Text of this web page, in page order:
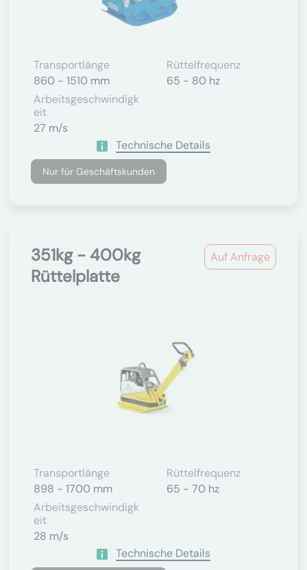
Transportlänge
860 - 1510 mm
Rüttelfrequenz
65 - 80 hz
Arbeitsgeschwindigk
Eit
27 m/s
Technische Details
Nur für Geschäftskunden
Auf Anfrage
351kg - 400kg
Rüttelplatte
Transportlänge
898 - 1700 mm
Rüttelfrequenz
65 - 70 hz
Arbeitsgeschwindigk
Eit
28 m/s
Technische Details